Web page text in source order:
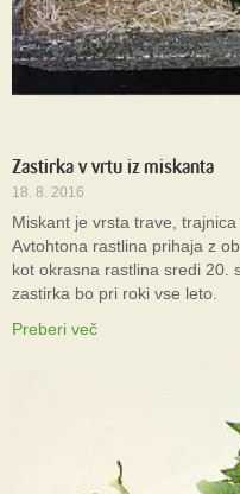
Zastirka v vrtu iz miskanta
18. 8. 2016
Miskant je vrsta trave,
Avtohtona rastlina prihaja z
kot okrasna rastlina sredi 20.
zastirka bo pri roki vse leto.
Preberi več